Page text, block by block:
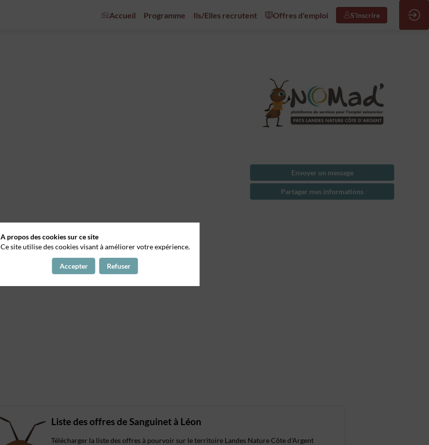
Accueil Programme Ils/Elles recrutent Offres d'emploi S'inscrire
Envoyer un message
Partager mes informations
Liste des offres de Sanguinet à Léon
Télécharger la liste des offres à pourvoir sur le territoire Landes Nature Côte d'Argent
A propos des cookies sur ce site
Ce site utilise des cookies visant à améliorer votre expérience.
Accepter Refuser